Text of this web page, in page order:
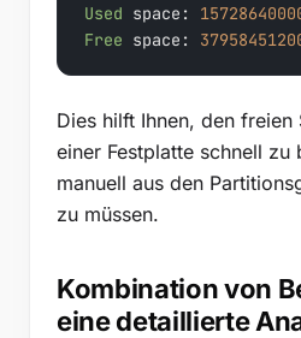
Used space:
Free space:
Dies hilft Ihnen, den
einer Festplatte schnell zu
manuell aus den
zu müssen.
Kombination von
eine detaillierte